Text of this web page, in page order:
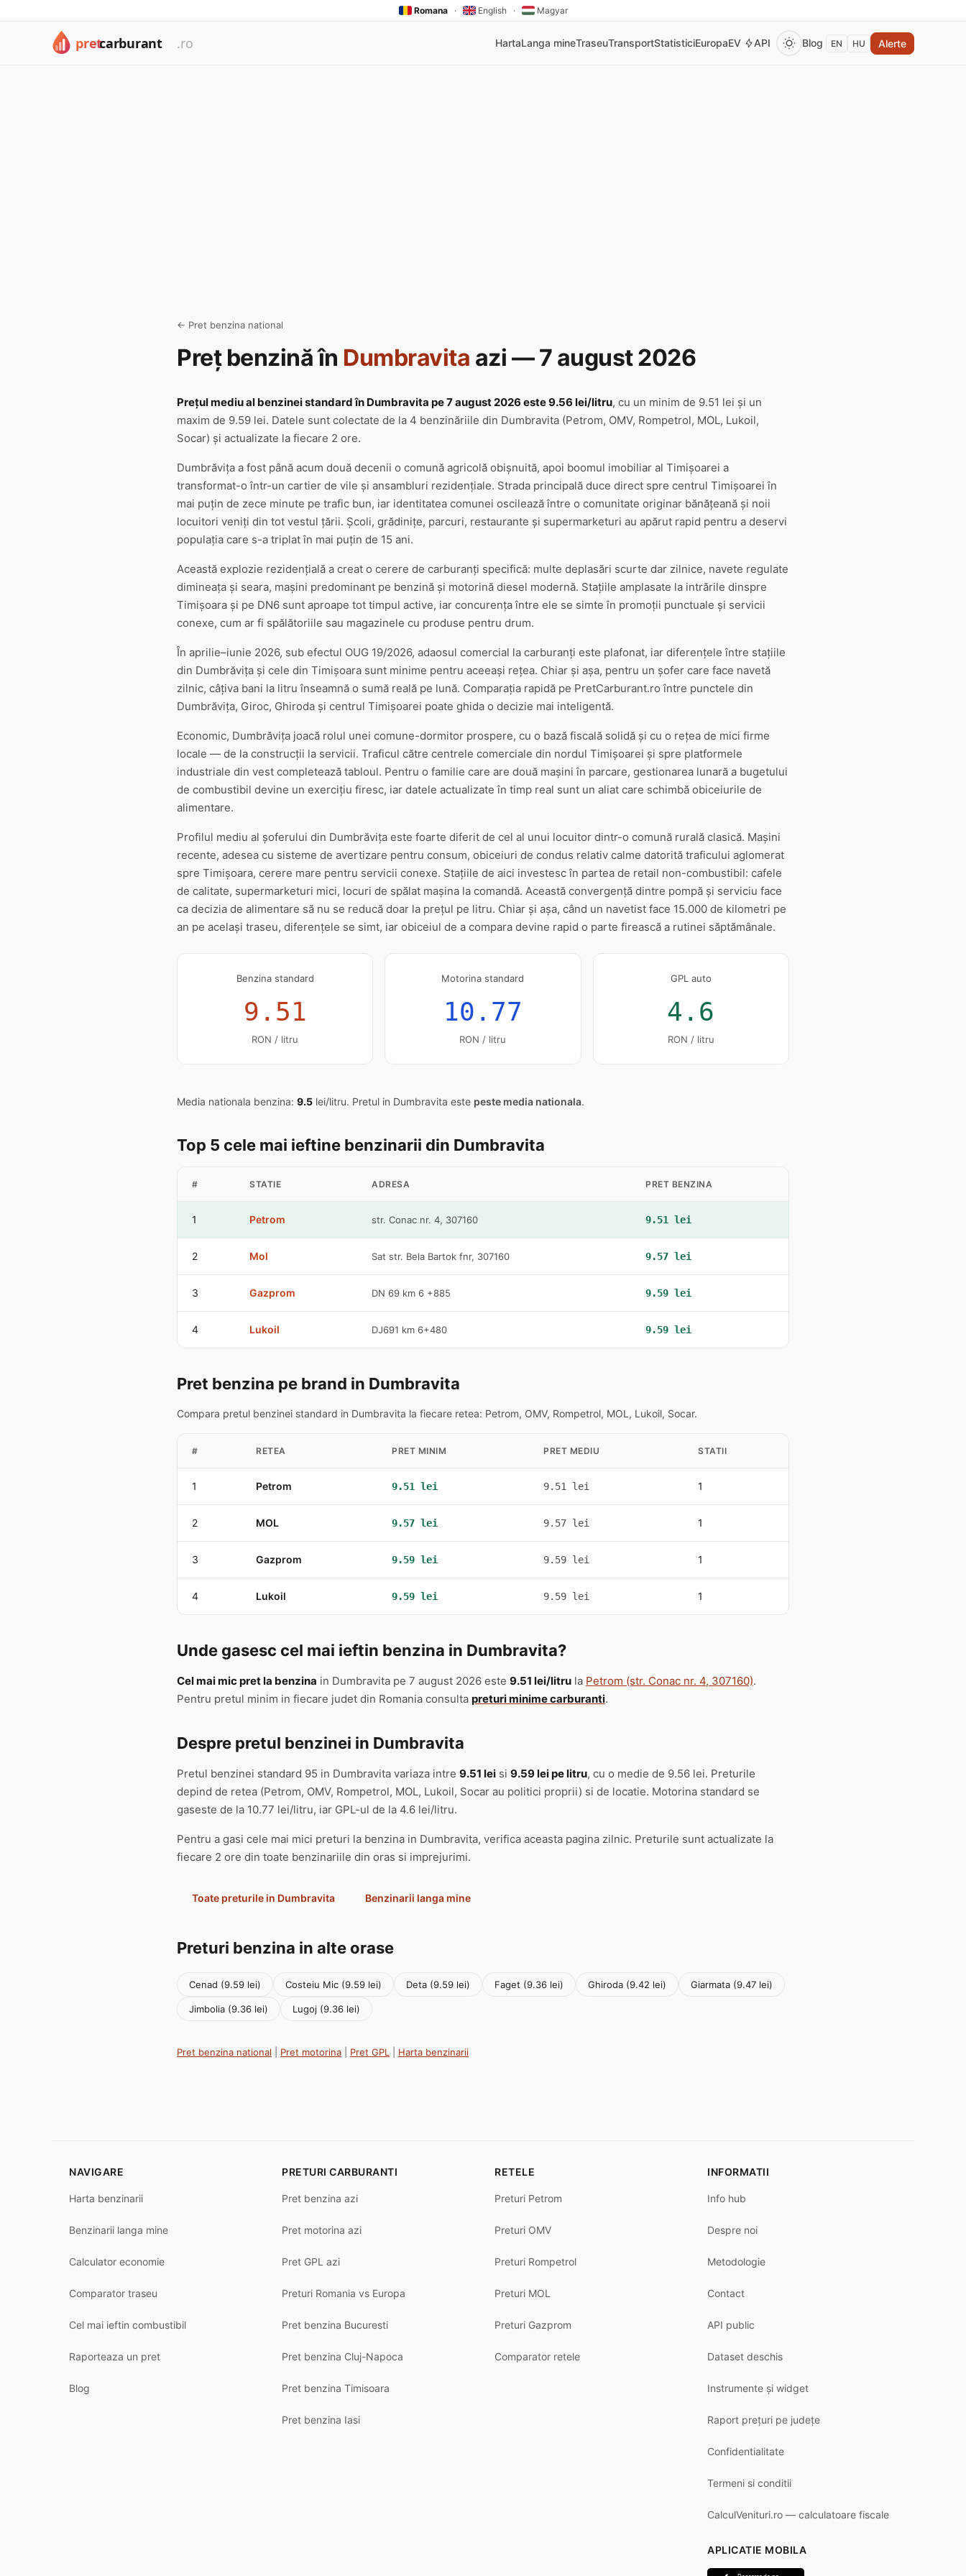
Romana · English · Magyar
HartaLanga mineTraseuTransportStatisticiEuropaEV API Blog EN HU Alerte
← Pret benzina national
Preț benzină în Dumbravita azi — 7 august 2026
Prețul mediu al benzinei standard în Dumbravita pe 7 august 2026 este 9.56 lei/litru, cu un minim de 9.51 lei și un
maxim de 9.59 lei. Datele sunt colectate de la 4 benzinăriile din Dumbravita (Petrom, OMV, Rompetrol, MOL, Lukoil,
Socar) și actualizate la fiecare 2 ore.
Dumbrăvița a fost până acum două decenii o comună agricolă obișnuită, apoi boomul imobiliar al Timișoarei a
transformat-o într-un cartier de vile și ansambluri rezidențiale. Strada principală duce direct spre centrul Timișoarei în
mai puțin de zece minute pe trafic bun, iar identitatea comunei oscilează între o comunitate originar bănățeană și noii
locuitori veniți din tot vestul țării. Școli, grădinițe, parcuri, restaurante și supermarketuri au apărut rapid pentru a deservi
populația care s-a triplat în mai puțin de 15 ani.
Această explozie rezidențială a creat o cerere de carburanți specifică: multe deplasări scurte dar zilnice, navete regulate
dimineața și seara, mașini predominant pe benzină și motorină diesel modernă. Stațiile amplasate la intrările dinspre
Timișoara și pe DN6 sunt aproape tot timpul active, iar concurența între ele se simte în promoții punctuale și servicii
conexe, cum ar fi spălătoriile sau magazinele cu produse pentru drum.
În aprilie–iunie 2026, sub efectul OUG 19/2026, adaosul comercial la carburanți este plafonat, iar diferențele între stațiile
din Dumbrăvița și cele din Timișoara sunt minime pentru aceeași rețea. Chiar și așa, pentru un șofer care face navetă
zilnic, câțiva bani la litru înseamnă o sumă reală pe lună. Comparația rapidă pe PretCarburant.ro între punctele din
Dumbrăvița, Giroc, Ghiroda și centrul Timișoarei poate ghida o decizie mai inteligentă.
Economic, Dumbrăvița joacă rolul unei comune-dormitor prospere, cu o bază fiscală solidă și cu o rețea de mici firme
locale — de la construcții la servicii. Traficul către centrele comerciale din nordul Timișoarei și spre platformele
industriale din vest completează tabloul. Pentru o familie care are două mașini în parcare, gestionarea lunară a bugetului
de combustibil devine un exercițiu firesc, iar datele actualizate în timp real sunt un aliat care schimbă obiceiurile de
alimentare.
Profilul mediu al șoferului din Dumbrăvița este foarte diferit de cel al unui locuitor dintr-o comună rurală clasică. Mașini
recente, adesea cu sisteme de avertizare pentru consum, obiceiuri de condus relativ calme datorită traficului aglomerat
spre Timișoara, cerere mare pentru servicii conexe. Stațiile de aici investesc în partea de retail non-combustibil: cafele
de calitate, supermarketuri mici, locuri de spălat mașina la comandă. Această convergență dintre pompă și serviciu face
ca decizia de alimentare să nu se reducă doar la prețul pe litru. Chiar și așa, când un navetist face 15.000 de kilometri pe
an pe același traseu, diferențele se simt, iar obiceiul de a compara devine rapid o parte firească a rutinei săptămânale.
Benzina standard
9.51
RON / litru
Motorina standard
10.77
RON / litru
GPL auto
4.6
RON / litru
Media nationala benzina: 9.5 lei/litru. Pretul in Dumbravita este peste media nationala.
Top 5 cele mai ieftine benzinarii din Dumbravita
# STATIE ADRESA PRET BENZINA
1 Petrom str. Conac nr. 4, 307160 9.51 lei
2 Mol Sat str. Bela Bartok fnr, 307160 9.57 lei
3 Gazprom DN 69 km 6 +885 9.59 lei
4 Lukoil DJ691 km 6+480 9.59 lei
Pret benzina pe brand in Dumbravita
Compara pretul benzinei standard in Dumbravita la fiecare retea: Petrom, OMV, Rompetrol, MOL, Lukoil, Socar.
# RETEA PRET MINIM PRET MEDIU STATII
1 Petrom 9.51 lei 9.51 lei 1
2 MOL 9.57 lei 9.57 lei 1
3 Gazprom 9.59 lei 9.59 lei 1
4 Lukoil 9.59 lei 9.59 lei 1
Unde gasesc cel mai ieftin benzina in Dumbravita?
Cel mai mic pret la benzina in Dumbravita pe 7 august 2026 este 9.51 lei/litru la Petrom (str. Conac nr. 4, 307160).
Pentru pretul minim in fiecare judet din Romania consulta preturi minime carburanti.
Despre pretul benzinei in Dumbravita
Pretul benzinei standard 95 in Dumbravita variaza intre 9.51 lei si 9.59 lei pe litru, cu o medie de 9.56 lei. Preturile
depind de retea (Petrom, OMV, Rompetrol, MOL, Lukoil, Socar au politici proprii) si de locatie. Motorina standard se
gaseste de la 10.77 lei/litru, iar GPL-ul de la 4.6 lei/litru.
Pentru a gasi cele mai mici preturi la benzina in Dumbravita, verifica aceasta pagina zilnic. Preturile sunt actualizate la
fiecare 2 ore din toate benzinariile din oras si imprejurimi.
Toate preturile in Dumbravita Benzinarii langa mine
Preturi benzina in alte orase
Cenad (9.59 lei) Costeiu Mic (9.59 lei) Deta (9.59 lei) Faget (9.36 lei) Ghiroda (9.42 lei) Giarmata (9.47 lei)
Jimbolia (9.36 lei) Lugoj (9.36 lei)
Pret benzina national Pret motorina Pret GPL Harta benzinarii
NAVIGARE
Harta benzinarii
Benzinarii langa mine
Calculator economie
Comparator traseu
Cel mai ieftin combustibil
Raporteaza un pret
Blog
PRETURI CARBURANTI
Pret benzina azi
Pret motorina azi
Pret GPL azi
Preturi Romania vs Europa
Pret benzina Bucuresti
Pret benzina Cluj-Napoca
Pret benzina Timisoara
Pret benzina Iasi
RETELE
Preturi Petrom
Preturi OMV
Preturi Rompetrol
Preturi MOL
Preturi Gazprom
Comparator retele
INFORMATII
Info hub
Despre noi
Metodologie
Contact
API public
Dataset deschis
Instrumente și widget
Raport prețuri pe județe
Confidentialitate
Termeni si conditii
CalculVenituri.ro — calculatoare fiscale
APLICATIE MOBILA